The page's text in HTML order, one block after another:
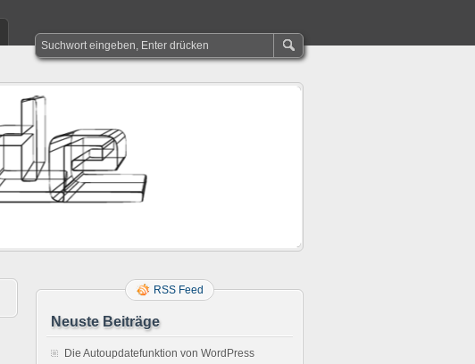
RSS Feed
Neuste Beiträge
Die Autoupdatefunktion von WordPress